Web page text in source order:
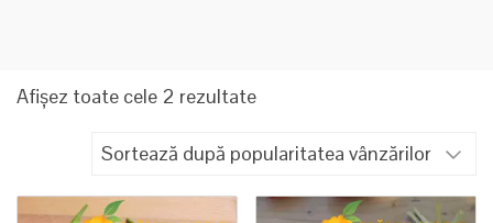
Afișez toate cele 2 rezultateSortat
popularitate